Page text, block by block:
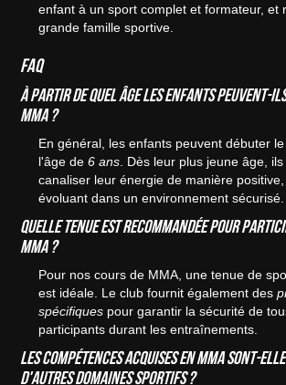
enfant à un sport complet et formateur, et
grande famille sportive.
FAQ
À partir de quel âge les enfants peuvent-
MMA ?
En général, les enfants peuvent débuter
l'âge de6 ans. Dès leur plus jeune âge,
canaliser leur énergie de manière
évoluant dans un environnement sécurisé.
Quelle tenue est recommandée pour
MMA ?
Pour nos cours de MMA, une tenue de
est idéale. Le club fournit également des
spécifiques pour garantir la sécurité de
participants durant les entraînements.
Les compétences acquises en MMA sont-
d'autres domaines sportifs ?